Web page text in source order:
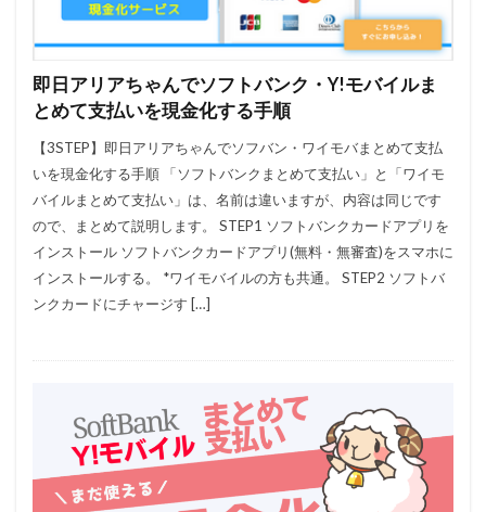
即日アリアちゃんでソフトバンク・Y!モバイルま
とめて支払いを現金化する手順
【3STEP】即日アリアちゃんでソフバン・ワイモバまとめて支払
いを現金化する手順 「ソフトバンクまとめて支払い」と「ワイモ
バイルまとめて支払い」は、名前は違いますが、内容は同じです
ので、まとめて説明します。 STEP1 ソフトバンクカードアプリを
インストール ソフトバンクカードアプリ(無料・無審査)をスマホに
インストールする。 *ワイモバイルの方も共通。 STEP2 ソフトバ
ンクカードにチャージす […]